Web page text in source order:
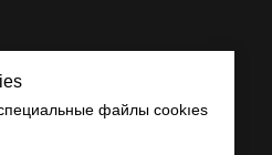
файлы cookıes